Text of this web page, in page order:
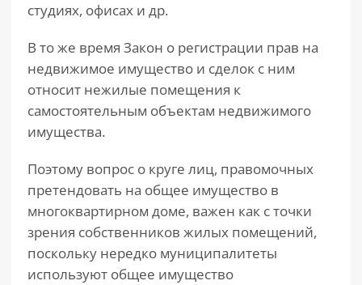
студиях, офисах и др.
В то же время Закон о регистрации прав на
недвижимое имущество и сделок с ним
относит нежилые помещения к
самостоятельным объектам недвижимого
имущества.
Поэтому вопрос о круге лиц, правомочных
претендовать на общее имущество в
многоквартирном доме, важен как с точки
зрения собственников жилых помещений,
поскольку нередко муниципалитеты
используют общее имущество